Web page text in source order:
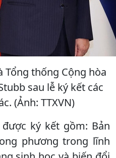
Tổng thống Cộng hòa
sau lễ ký kết các
(Ảnh: TTXVN)
ký kết gồm: Bản
phương trong lĩnh